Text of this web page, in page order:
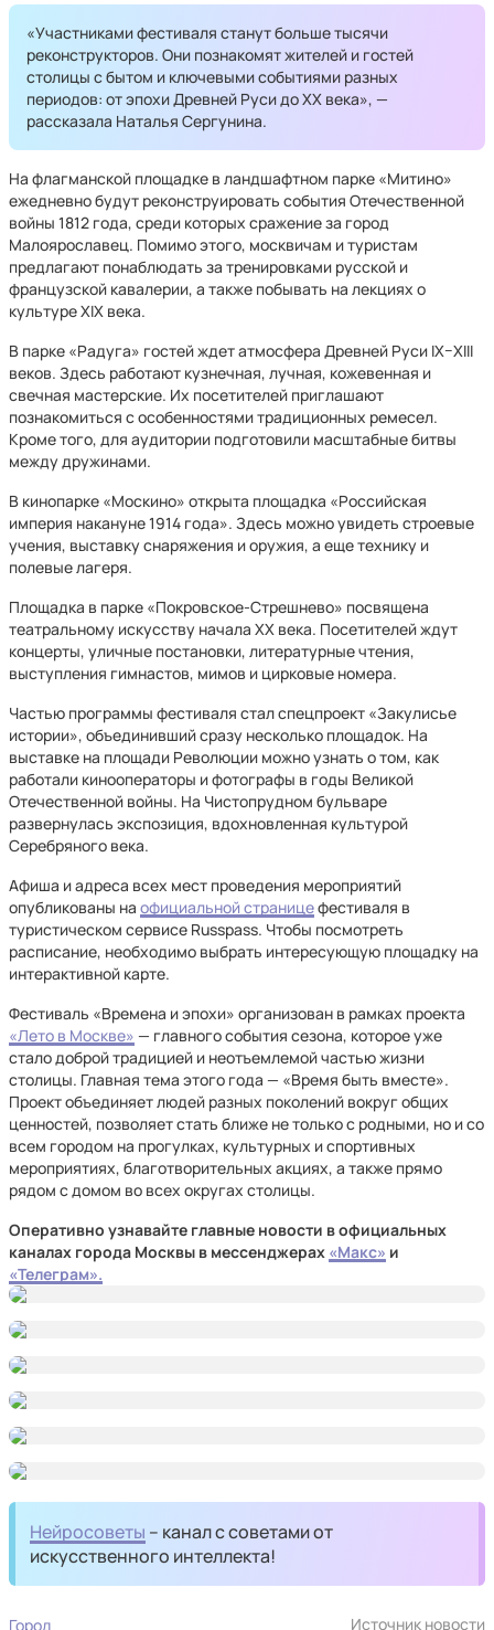
«Участниками фестиваля станут больше тысячи
реконструкторов. Они познакомят жителей и гостей
столицы с бытом и ключевыми событиями разных
периодов: от эпохи Древней Руси до ХХ века», —
рассказала Наталья Сергунина.
На флагманской площадке в ландшафтном парке «Митино»
ежедневно будут реконструировать события Отечественной
войны 1812 года, среди которых сражение за город
Малоярославец. Помимо этого, москвичам и туристам
предлагают понаблюдать за тренировками русской и
французской кавалерии, а также побывать на лекциях о
культуре XIX века.
В парке «Радуга» гостей ждет атмосфера Древней Руси IX–XIII
веков. Здесь работают кузнечная, лучная, кожевенная и
свечная мастерские. Их посетителей приглашают
познакомиться с особенностями традиционных ремесел.
Кроме того, для аудитории подготовили масштабные битвы
между дружинами.
В кинопарке «Москино» открыта площадка «Российская
империя накануне 1914 года». Здесь можно увидеть строевые
учения, выставку снаряжения и оружия, а еще технику и
полевые лагеря.
Площадка в парке «Покровское-Стрешнево» посвящена
театральному искусству начала XX века. Посетителей ждут
концерты, уличные постановки, литературные чтения,
выступления гимнастов, мимов и цирковые номера.
Частью программы фестиваля стал спецпроект «Закулисье
истории», объединивший сразу несколько площадок. На
выставке на площади Революции можно узнать о том, как
работали кинооператоры и фотографы в годы Великой
Отечественной войны. На Чистопрудном бульваре
развернулась экспозиция, вдохновленная культурой
Серебряного века.
Афиша и адреса всех мест проведения мероприятий
опубликованы на официальной страницефестиваля в
туристическом сервисе Russpass. Чтобы посмотреть
расписание, необходимо выбрать интересующую площадку на
интерактивной карте.
Фестиваль «Времена и эпохи» организован в рамках проекта
«Лето в Москве» — главного события сезона, которое уже
стало доброй традицией и неотъемлемой частью жизни
столицы. Главная тема этого года — «Время быть вместе».
Проект объединяет людей разных поколений вокруг общих
ценностей, позволяет стать ближе не только с родными, но и со
всем городом на прогулках, культурных и спортивных
мероприятиях, благотворительных акциях, а также прямо
рядом с домом во всех округах столицы.
Оперативно узнавайте главные новости в официальных
каналах города Москвы в мессенджерах «Макс» и
«Телеграм».
Нейросоветы – канал с советами от
искусственного интеллекта!
Город Источник новости